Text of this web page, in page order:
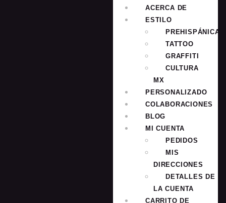
ACERCA DE
ESTILO
PREHISPÁNICA
TATTOO
GRAFFITI
CULTURA
MX
PERSONALIZADO
COLABORACIONES
BLOG
MI CUENTA
PEDIDOS
MIS
DIRECCIONES
DETALLES DE
LA CUENTA
CARRITO DE